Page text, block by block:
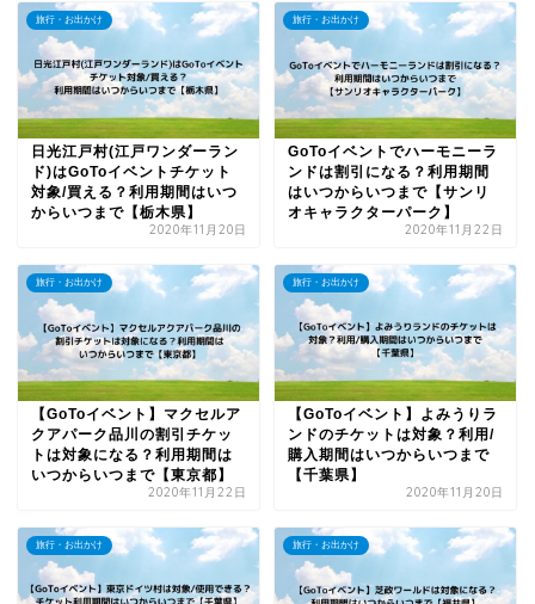
旅行・お出かけ
日光江戸村(江戸ワンダーラン
ド)はGoToイベントチケット
対象/買える？利用期間はいつ
からいつまで【栃木県】
2020年11月20日
旅行・お出かけ
GoToイベントでハーモニーラ
ンドは割引になる？利用期間
はいつからいつまで【サンリ
オキャラクターパーク】
2020年11月22日
旅行・お出かけ
【GoToイベント】マクセルア
クアパーク品川の割引チケッ
トは対象になる？利用期間は
いつからいつまで【東京都】
2020年11月22日
旅行・お出かけ
【GoToイベント】よみうりラ
ンドのチケットは対象？利用/
購入期間はいつからいつまで
【千葉県】
2020年11月20日
旅行・お出かけ 旅行・お出かけ